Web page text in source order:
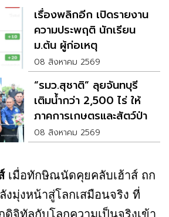
เรื่องพลิกอีก เปิดรายงาน
ความประพฤติ นักเรียน
ม.ต้น ผู้ก่อเหตุ
08 สิงหาคม 2569
“รมว.สุชาติ” ลุยจันทบุรี
เติมน้ำกว่า 2,500 ไร่ ให้
ภาคการเกษตรและสัตว์ป่า
08 สิงหาคม 2569
เมื่อทักษิณนัดคุยคลับเฮ้าส์ ถก
มุ่งหน้าสู่โลกเสมือนจริง ที่
ดิจิทัลกับโลกความเป็นจริงเข้า